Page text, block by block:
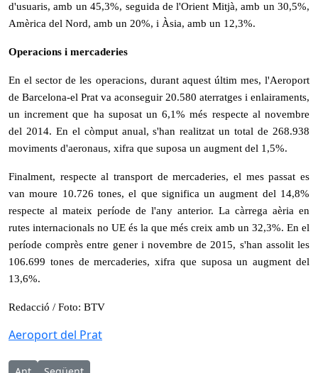
d'usuaris, amb un 45,3%, seguida de l'Orient Mitjà, amb un 30,5%,
Amèrica del Nord, amb un 20%, i Àsia, amb un 12,3%.
Operacions i mercaderies
En el sector de les operacions, durant aquest últim mes, l'Aeroport
de Barcelona-el Prat va aconseguir 20.580 aterratges i enlairaments,
un increment que ha suposat un 6,1% més respecte al novembre
del 2014. En el còmput anual, s'han realitzat un total de 268.938
moviments d'aeronaus, xifra que suposa un augment del 1,5%.
Finalment, respecte al transport de mercaderies, el mes passat es
van moure 10.726 tones, el que significa un augment del 14,8%
respecte al mateix període de l'any anterior. La càrrega aèria en
rutes internacionals no UE és la que més creix amb un 32,3%. En el
període comprès entre gener i novembre de 2015, s'han assolit les
106.699 tones de mercaderies, xifra que suposa un augment del
13,6%.
Redacció / Foto: BTV
Aeroport del Prat